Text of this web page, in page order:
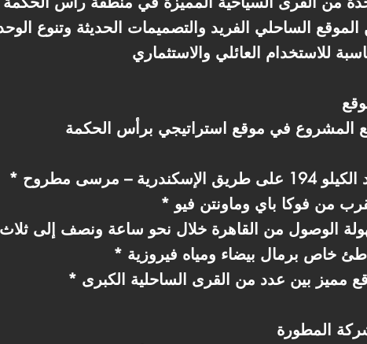
الموقع الساحلي الفريد والتصميمات الحديثة وتنوع
على طريق الإسكندرية – مرسى مطروح
من فوكا باي وماونتن فيو
الوصول من القاهرة خلال نحو ساعة ونصف إلى
خاص برمال بيضاء ومياه فيروزية
مميز بين عدد من القرى الساحلية الكبرى
المطورة